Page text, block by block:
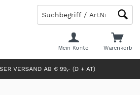
VERSAND AB € 99,- (D + AT)
Warenkorb
Mein Konto